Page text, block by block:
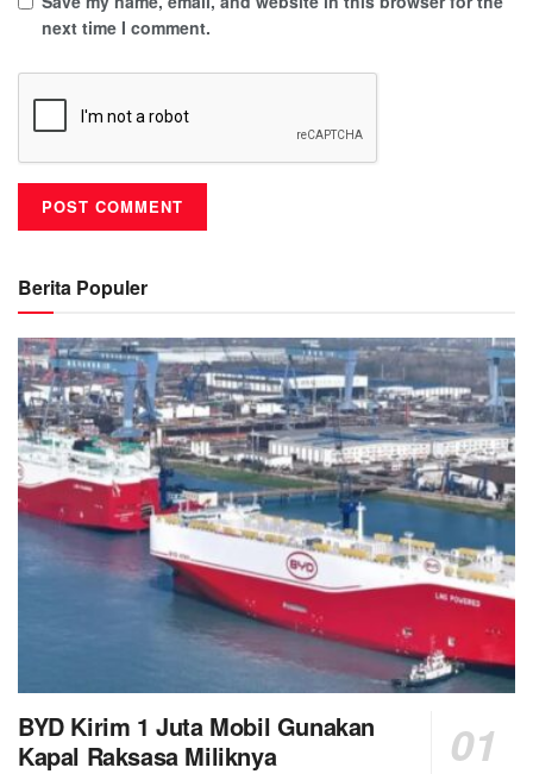
next time I comment.
Berita Populer
BYD Kirim 1 Juta Mobil Gunakan
Kapal Raksasa Miliknya